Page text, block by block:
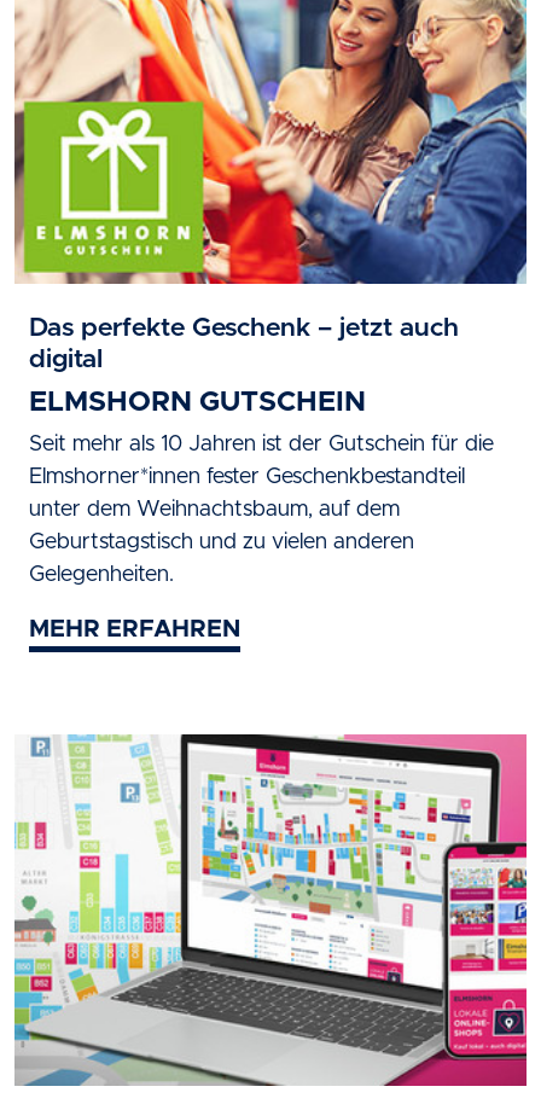
Das perfekte Geschenk – jetzt auch
digital
ELMSHORN GUTSCHEIN
Seit mehr als 10 Jahren ist der Gutschein für die
Elmshorner*innen fester Geschenkbestandteil
unter dem Weihnachtsbaum, auf dem
Geburtstagstisch und zu vielen anderen
Gelegenheiten.
MEHR ERFAHREN